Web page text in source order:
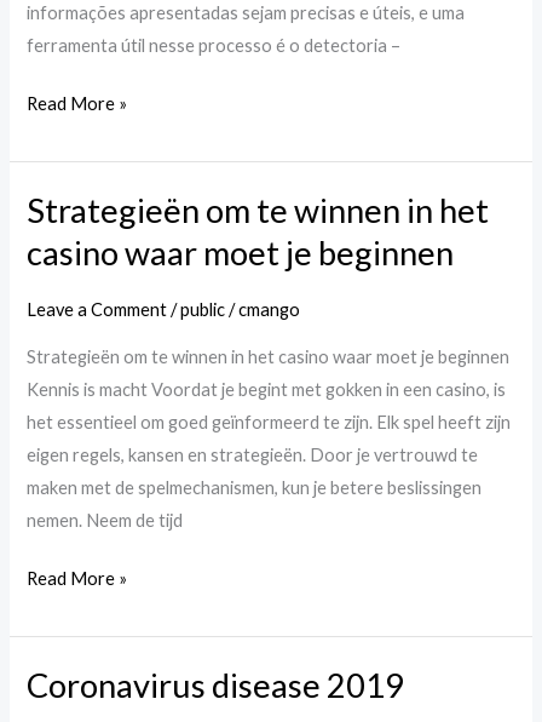
informações apresentadas sejam precisas e úteis, e uma
ferramenta útil nesse processo é o detectoria –
Read More »
Strategieën om te winnen in het
casino waar moet je beginnen
Leave a Comment /public/cmango
Strategieën om te winnen in het casino waar moet je beginnen
Kennis is macht Voordat je begint met gokken in een casino, is
het essentieel om goed geïnformeerd te zijn. Elk spel heeft zijn
eigen regels, kansen en strategieën. Door je vertrouwd te
maken met de spelmechanismen, kun je betere beslissingen
nemen. Neem de tijd
Strategieën
te
winnen
het
casino
waar
moet
je
beginnen
Read More »
Coronavirus disease 2019
Coronavirus